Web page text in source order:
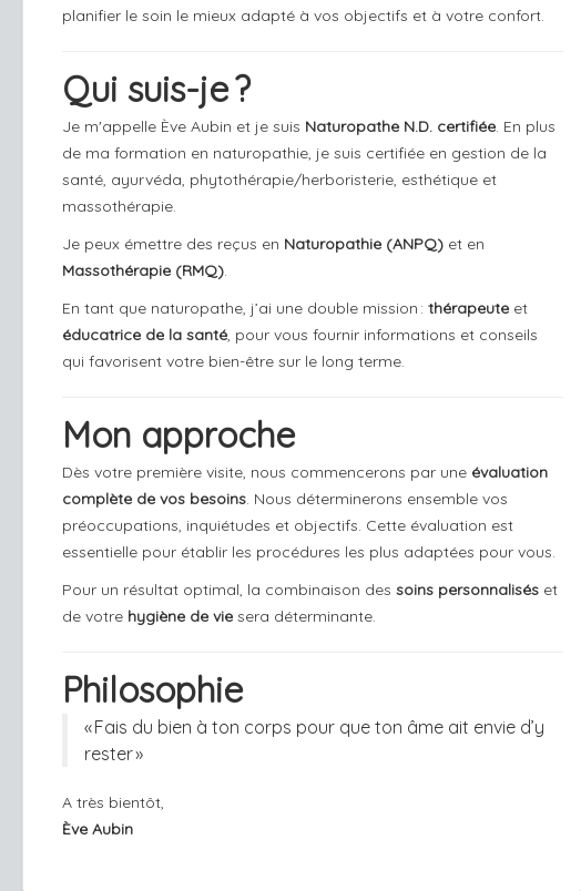
planifier le soin le mieux adapté à vos objectifs et à votre confort.
Qui suis-je ?
Je m'appelle Ève Aubin et je suis Naturopathe N.D. certifiée. En plus
de ma formation en naturopathie, je suis certifiée en gestion de la
santé, ayurvéda, phytothérapie/herboristerie, esthétique et
massothérapie.
Je peux émettre des reçus en Naturopathie (ANPQ) et en
Massothérapie (RMQ).
En tant que naturopathe, j’ai une double mission : thérapeute et
éducatrice de la santé, pour vous fournir informations et conseils
qui favorisent votre bien-être sur le long terme.
Mon approche
Dès votre première visite, nous commencerons par une évaluation
complète de vos besoins. Nous déterminerons ensemble vos
préoccupations, inquiétudes et objectifs. Cette évaluation est
essentielle pour établir les procédures les plus adaptées pour vous.
Pour un résultat optimal, la combinaison des soins personnalisés et
de votre hygiène de vie sera déterminante.
Philosophie
« Fais du bien à ton corps pour que ton âme ait envie d’y
rester »
A très bientôt,
Ève Aubin